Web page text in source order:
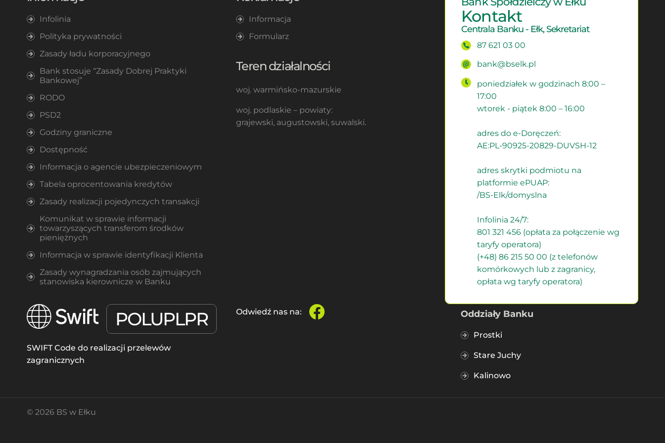
Infolinia
Polityka prywatności
Zasady ładu korporacyjnego
Bank stosuje “Zasady Dobrej Praktyki
Bankowej”
RODO
PSD2
Godziny graniczne
Dostępność
Informacja o agencie ubezpieczeniowym
Tabela oprocentowania kredytów
Zasady realizacji pojedynczych transakcji
Komunikat w sprawie informacji
towarzyszących transferom środków
pieniężnych
Informacja w sprawie identyfikacji Klienta
Zasady wynagradzania osób zajmujących
stanowiska kierownicze w Banku
Informacja
Formularz
Teren działalności
woj. warmińsko-mazurskie
woj. podlaskie – powiaty:
grajewski, augustowski, suwalski.
Kontakt
Centrala Banku - Ełk, Sekretariat
87 621 03 00
bank@bselk.pl
poniedziałek w godzinach 8:00 –
17:00
wtorek - piątek 8:00 – 16:00
adres do e-Doręczeń:
AE:PL-90925-20829-DUVSH-12
adres skrytki podmiotu na
platformie ePUAP:
/BS-Elk/domyslna
Infolinia 24/7:
801 321 456 (opłata za połączenie wg
taryfy operatora)
(+48) 86 215 50 00 (z telefonów
komórkowych lub z zagranicy,
opłata wg taryfy operatora)
POLUPLPR
SWIFT Code do realizacji przelewów
zagranicznych
Odwiedź nas na: facebook Oddziały Banku
Prostki
Stare Juchy
Kalinowo
© 2026 BS w Ełku